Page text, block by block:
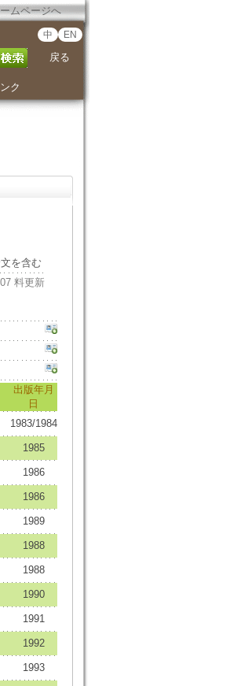
ムページへ
中 EN
戻る
ク
を含む
料更新
出版年月
日
1983/1984
1985
1986
1986
1989
1988
1988
1990
1991
1992
1993